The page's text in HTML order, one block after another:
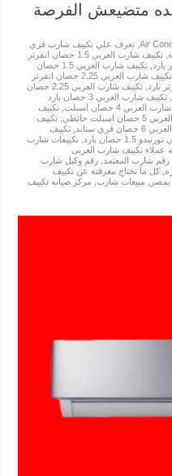
متضيعش الفرصة
Air
, تعرف علي تكييف شارب فري
,
تكييف شارب العربي 1.5 حصان انفرتر
تكييف شارب العربي 1.5 حصان
تكييف شارب العربي 2.25 حصان انفرتر
تكييف شارب العربي 2.25 حصان
تكييف شارب العربي 3 حصان بارد
العربي 4 حصان اسبلت , تكييف
حائطي
تكييف
فري ستاند
تكييف
حصان بارد
تكييفات شارب
عملاء تكييف شارب العربى
رقم شارب المعتمد
رقم وكيل شارب
, كل ما تحتاج معرفته عن تكييف
مبيعات شارب, مركز صيانه تكييف